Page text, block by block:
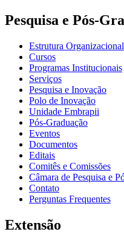
Pesquisa e Pós-
Estrutura Organizacional
Cursos
Programas Institucionais
Serviços
Pesquisa e Inovação
Polo de Inovação
Unidade Embrapii
Pós-Graduação
Eventos
Documentos
Editais
Comitês e Comissões
Câmara de Pesquisa e
Contato
Perguntas Frequentes
Extensão